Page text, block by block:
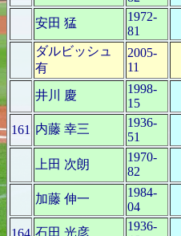
安田 猛
1972-
81
ダルビッシュ
有
2005-
11
井川 慶
1998-
15
161 内藤 幸三
1936-
51
上田 次朗
1970-
82
加藤 伸一
1984-
04
164 石田 光彦
1936-